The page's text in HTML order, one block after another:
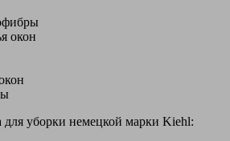
окон
для уборки немецкой марки Kiehl: